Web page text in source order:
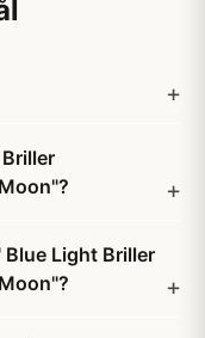
Light Briller